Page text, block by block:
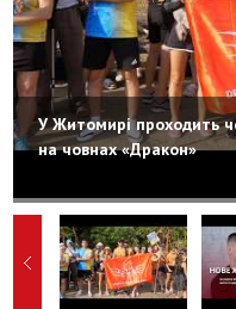
У Житомирі проходить
на човнах «Дракон»